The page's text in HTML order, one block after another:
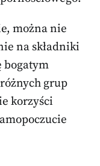
można nie
na składniki
bogatym
grup
korzyści